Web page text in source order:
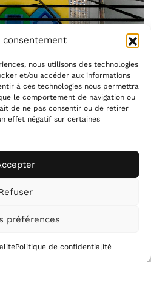
consentement
nous utilisons des technologies
et/ou accéder aux informations
à ces technologies nous permettra
le comportement de navigation ou
de ne pas consentir ou de retirer
effet négatif sur certaines
préférences
Politique de confidentialité